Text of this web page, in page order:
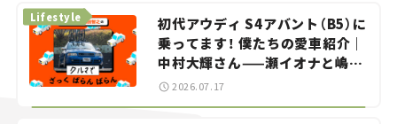
初代アウディ S4アバント（B5）に
乗ってます！ 僕たちの愛車紹介｜
中村大輝さん——瀬イオナと嶋田
智之の「クルマでざっくばらんば
Lifestyle
2026.07.17